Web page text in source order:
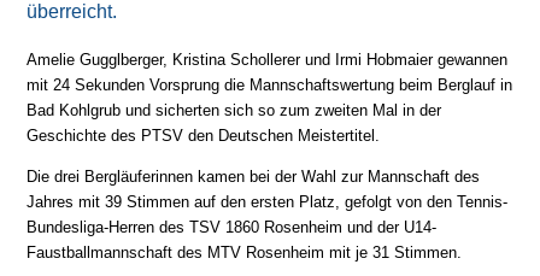
überreicht.
Amelie Gugglberger, Kristina Schollerer und Irmi Hobmaier gewannen
mit 24 Sekunden Vorsprung die Mannschaftswertung beim Berglauf in
Bad Kohlgrub und sicherten sich so zum zweiten Mal in der
Geschichte des PTSV den Deutschen Meistertitel.
Die drei Bergläuferinnen kamen bei der Wahl zur Mannschaft des
Jahres mit 39 Stimmen auf den ersten Platz, gefolgt von den Tennis-
Bundesliga-Herren des TSV 1860 Rosenheim und der U14-
Faustballmannschaft des MTV Rosenheim mit je 31 Stimmen.